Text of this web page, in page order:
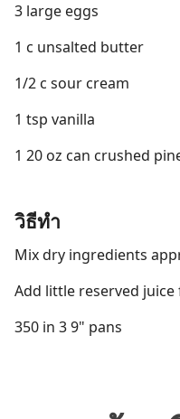
3 large eggs
1 c unsalted butter
1/2 c sour cream
1 tsp vanilla
1 20 oz can crushed
วิธีทำ
Mix dry ingredients
Add little reserved
350 in 3 9" pans